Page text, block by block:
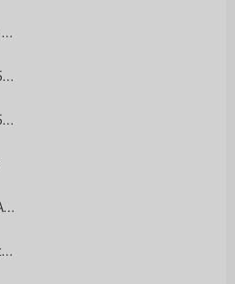
Trapezprofil T7 M Wand Holzoptik
Fassadenwellprofil PF25 Polyester 25 µm
Fassadenwellprofil PF25 Polyester 25 µm
Blechdachziegel OPTIMA Arad
Blechdachziegel Biberschwanz